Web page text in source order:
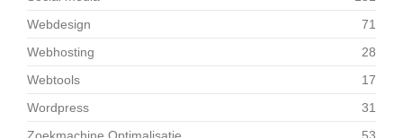
Webdesign
71
Webhosting
28
Webtools
17
Wordpress
31